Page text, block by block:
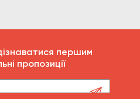
першим
пропозиції